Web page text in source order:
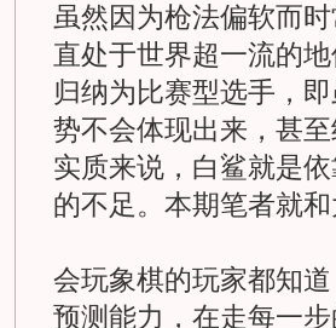
虽然因为枪法偏软而
直处于世界超一流的
归纳为比赛型选手，
势不会体现出来，甚
实质来说，白鲨就是
的不足。本期笔者就
会玩象棋的玩家都知
预测能力，在走每一